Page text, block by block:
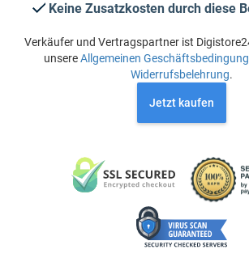
Keine Zusatzkosten durch diese
Verkäufer und Vertragspartner ist
unsereAllgemeinen
Widerrufsbelehrung.
Jetzt kaufen